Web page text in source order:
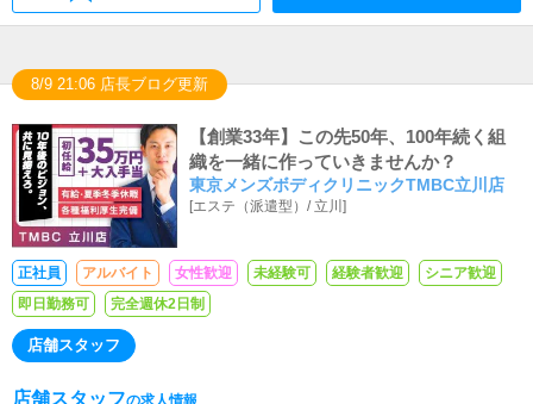
8/9 21:06 店長ブログ更新
【創業33年】この先50年、100年続く組
織を一緒に作っていきませんか？
東京メンズボディクリニックTMBC立川店
[エステ（派遣型）/ 立川]
正社員 アルバイト 女性歓迎 未経験可 経験者歓迎
シニア歓迎
即日勤務可
完全週休2日制
店舗スタッフ
店舗スタッフの求人情報